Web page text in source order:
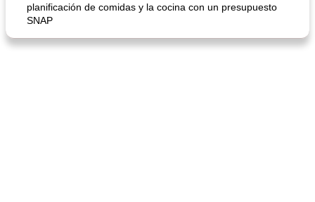
planificación de comidas y la cocina con un presupuesto
SNAP